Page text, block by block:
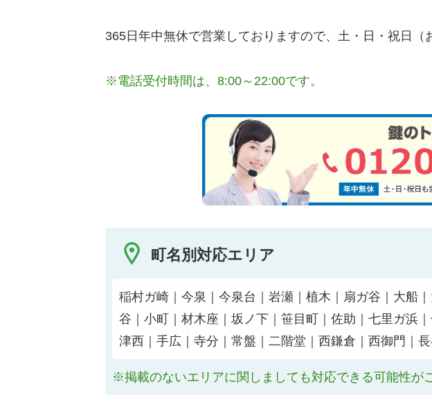
365日年中無休で営業しておりますので、土・日・祝日
※電話受付時間は、8:00～22:00です。
町名別対応エリア
稲村ガ崎｜今泉｜今泉台｜岩瀬｜植木｜扇ガ谷｜大船
谷｜小町｜材木座｜坂ノ下｜笹目町｜佐助｜七里ガ浜
津西｜手広｜寺分｜常盤｜二階堂｜西鎌倉｜西御門｜
※掲載のないエリアに関しましても対応できる可能性が